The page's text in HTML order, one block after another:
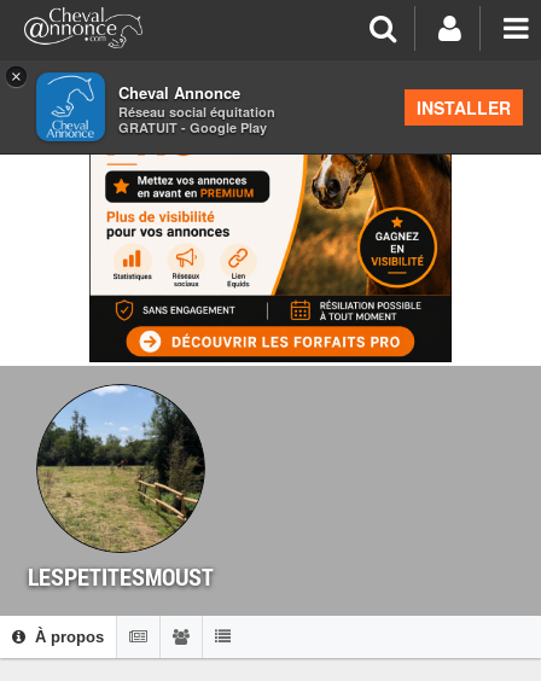
×
Cheval Annonce
Réseau social équitation
GRATUIT - Google Play
INSTALLER
LESPETITESMOUST
À propos